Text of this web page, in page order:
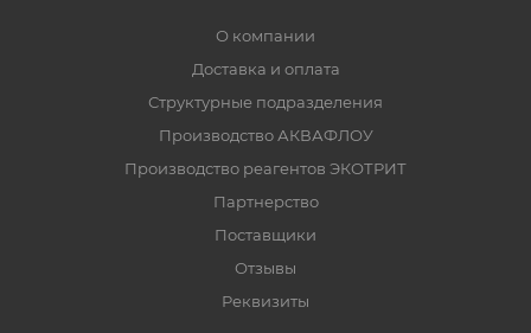
О компании
Доставка и оплата
Структурные подразделения
Производство АКВАФЛОУ
Производство реагентов ЭКОТРИТ
Партнерство
Поставщики
Отзывы
Реквизиты